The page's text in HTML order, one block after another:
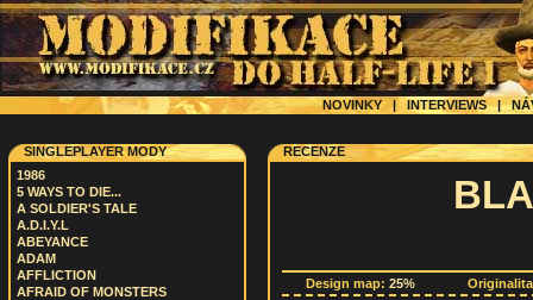
NOVINKY | INTERVIEWS|
SINGLEPLAYER MODY
1986
5 WAYS TO DIE...
A SOLDIER'S TALE
A.D.I.Y.L
ABEYANCE
ADAM
AFFLICTION
AFRAID OF MONSTERS
RECENZE
Design map: 25%